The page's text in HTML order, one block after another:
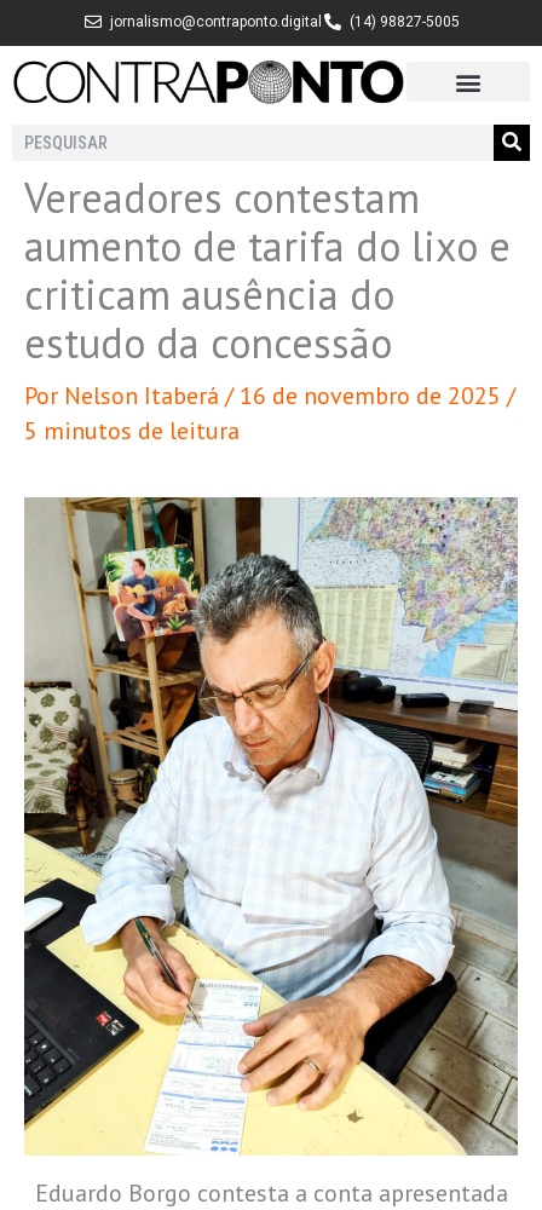
para
jornalismo@contraponto.digital (14) 98827-5005
Pesquisar
Vereadores contestam
aumento de tarifa do lixo e
criticam ausência do
estudo da concessão
Por Nelson Itaberá /16 de novembro de 2025 /
5 minutos de leitura
Eduardo Borgo contesta a conta apresentada